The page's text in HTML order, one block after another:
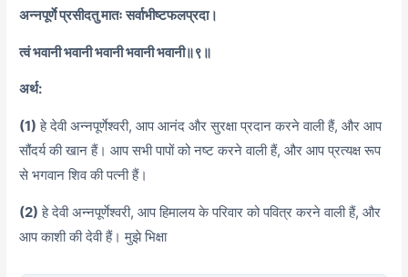
अन्नपूर्णे प्रसीदतु मातः सर्वाभीष्टफलप्रदा।
त्वं भवानी भवानी भवानी भवानी भवानी॥९॥
अर्थ:
(1) हे देवी अन्नपूर्णेश्वरी, आप आनंद और सुरक्षा प्रदान करने वाली हैं, और आप
सौंदर्य की खान हैं। आप सभी पापों को नष्ट करने वाली हैं, और आप प्रत्यक्ष रूप
से भगवान शिव की पत्नी हैं।
(2) हे देवी अन्नपूर्णेश्वरी, आप हिमालय के परिवार को पवित्र करने वाली हैं, और
आप काशी की देवी हैं। मुझे भिक्षा